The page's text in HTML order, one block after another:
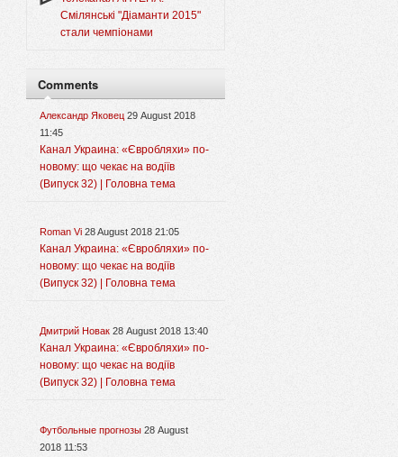
Смілянські "Діаманти 2015"
стали чемпіонами
Comments
Александр Яковец 29 August 2018
11:45
Канал Украина: «Євробляхи» по-
новому: що чекає на водіїв
(Випуск 32) | Головна тема
Roman Vi 28 August 2018 21:05
Канал Украина: «Євробляхи» по-
новому: що чекає на водіїв
(Випуск 32) | Головна тема
Дмитрий Новак 28 August 2018 13:40
Канал Украина: «Євробляхи» по-
новому: що чекає на водіїв
(Випуск 32) | Головна тема
Футбольные прогнозы 28 August
2018 11:53